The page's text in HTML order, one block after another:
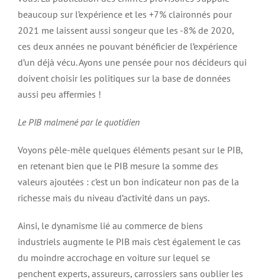
beaucoup sur l’expérience et les +7% claironnés pour
2021 me laissent aussi songeur que les -8% de 2020,
ces deux années ne pouvant bénéficier de l’expérience
d’un déjà vécu. Ayons une pensée pour nos décideurs qui
doivent choisir les politiques sur la base de données
aussi peu affermies !
Le PIB malmené par le quotidien
Voyons pêle-mêle quelques éléments pesant sur le PIB,
en retenant bien que le PIB mesure la somme des
valeurs ajoutées : c’est un bon indicateur non pas de la
richesse mais du niveau d’activité dans un pays.
Ainsi, le dynamisme lié au commerce de biens
industriels augmente le PIB mais c’est également le cas
du moindre accrochage en voiture sur lequel se
penchent experts, assureurs, carrossiers sans oublier les